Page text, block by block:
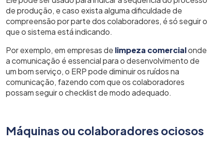
de produção, e caso exista alguma dificuldade de
compreensão por parte dos colaboradores, é só seguir o
que o sistema está indicando.
Por exemplo, em empresas de limpeza comercialonde
a comunicação é essencial para o desenvolvimento de
um bom serviço, o ERP pode diminuir os ruídos na
comunicação, fazendo com que os colaboradores
possam seguir o checklist de modo adequado.
Máquinas ou colaboradores ociosos